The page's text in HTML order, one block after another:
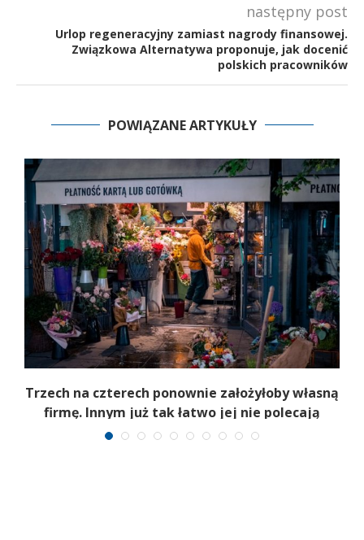
następny post
Urlop regeneracyjny zamiast nagrody finansowej.
Związkowa Alternatywa proponuje, jak docenić
polskich pracowników
POWIĄZANE ARTYKUŁY
Trzech na czterech ponownie założyłoby własną
firmę. Innym już tak łatwo jej nie polecają